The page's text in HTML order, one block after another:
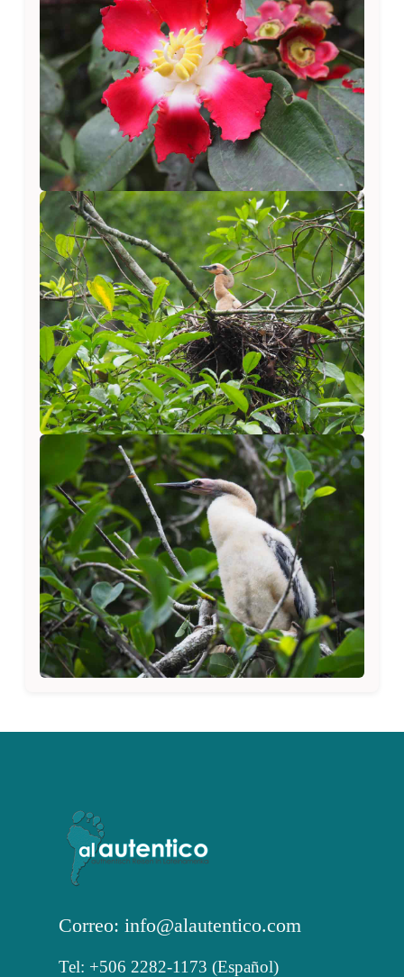
Correo: info@alautentico.com
Tel: +506 2282-1173 (Español)